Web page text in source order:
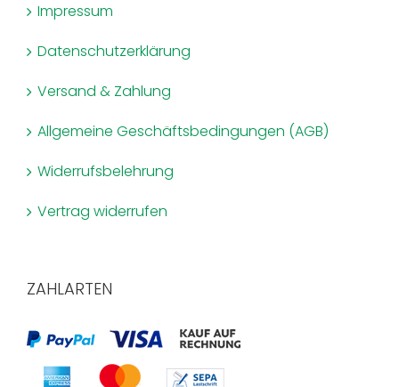
Impressum
Datenschutzerklärung
Versand & Zahlung
Allgemeine Geschäftsbedingungen (AGB)
Widerrufsbelehrung
Vertrag widerrufen
ZAHLARTEN